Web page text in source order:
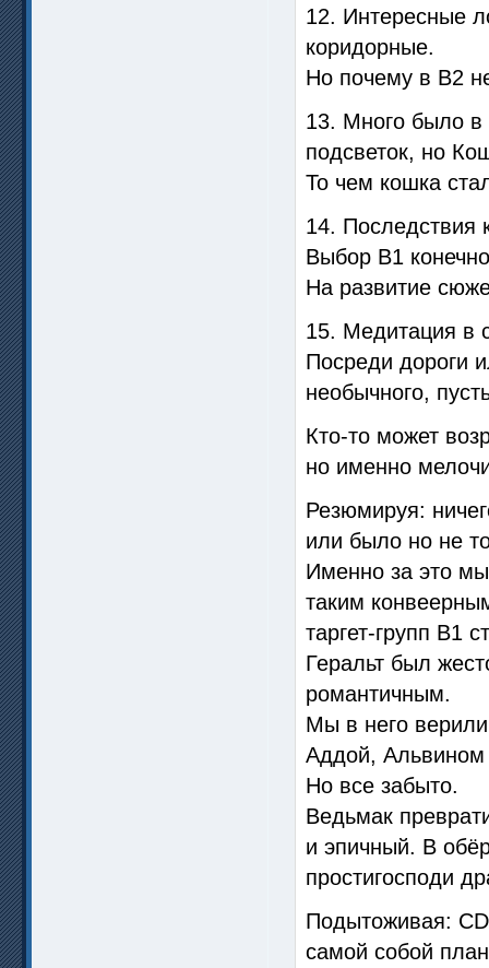
12. Интересные
коридорные.
Но почему в В2
13. Много было в
подсветок, но
То чем кошка
14. Последствия
Выбор В1
На развитие
15. Медитация в
Посреди дороги
необычного,
Кто-то может
но именно
Резюмируя:
или было но не
Именно за это
таким
таргет-групп В1
Геральт был
романтичным.
Мы в него
Аддой,
Но все забыто.
Ведьмак
и эпичный. В
простигосподи
Подытоживая:
самой собой